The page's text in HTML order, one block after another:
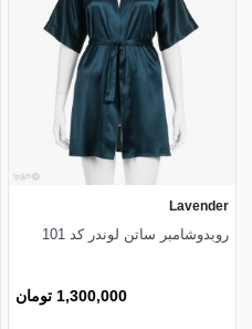
Lavender
روبدوشامبر ساتن لوندر کد 101
1,300,000 تومان